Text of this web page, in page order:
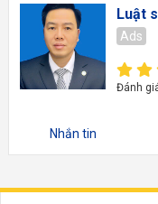
Luật
Ads
Đánh
Nhắn tin